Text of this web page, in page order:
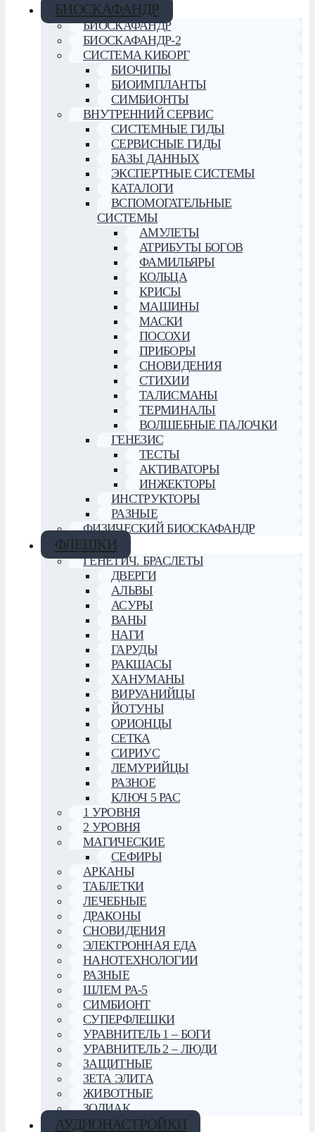
БИОСКАФАНДР
БИОСКАФАНДР
БИОСКАФАНДР-2
СИСТЕМА КИБОРГ
БИОЧИПЫ
БИОИМПЛАНТЫ
СИМБИОНТЫ
ВНУТРЕННИЙ СЕРВИС
СИСТЕМНЫЕ ГИДЫ
СЕРВИСНЫЕ ГИДЫ
БАЗЫ ДАННЫХ
ЭКСПЕРТНЫЕ СИСТЕМЫ
КАТАЛОГИ
ВСПОМОГАТЕЛЬНЫЕ
СИСТЕМЫ
АМУЛЕТЫ
АТРИБУТЫ БОГОВ
ФАМИЛЬЯРЫ
КОЛЬЦА
КРИСЫ
МАШИНЫ
МАСКИ
ПОСОХИ
ПРИБОРЫ
СНОВИДЕНИЯ
СТИХИИ
ТАЛИСМАНЫ
ТЕРМИНАЛЫ
ВОЛШЕБНЫЕ ПАЛОЧКИ
ГЕНЕЗИС
ТЕСТЫ
АКТИВАТОРЫ
ИНЖЕКТОРЫ
ИНСТРУКТОРЫ
РАЗНЫЕ
ФИЗИЧЕСКИЙ БИОСКАФАНДР
ФЛЕШКИ
ГЕНЕТИЧ. БРАСЛЕТЫ
ДВЕРГИ
АЛЬВЫ
АСУРЫ
ВАНЫ
НАГИ
ГАРУДЫ
РАКШАСЫ
ХАНУМАНЫ
ВИРУАНИЙЦЫ
ЙОТУНЫ
ОРИОНЦЫ
СЕТКА
СИРИУС
ЛЕМУРИЙЦЫ
РАЗНОЕ
КЛЮЧ 5 РАС
1 УРОВНЯ
2 УРОВНЯ
МАГИЧЕСКИЕ
СЕФИРЫ
АРКАНЫ
ТАБЛЕТКИ
ЛЕЧЕБНЫЕ
ДРАКОНЫ
СНОВИДЕНИЯ
ЭЛЕКТРОННАЯ ЕДА
НАНОТЕХНОЛОГИИ
РАЗНЫЕ
ШЛЕМ РА-5
СИМБИОНТ
СУПЕРФЛЕШКИ
УРАВНИТЕЛЬ 1 – БОГИ
УРАВНИТЕЛЬ 2 – ЛЮДИ
ЗАЩИТНЫЕ
ЗЕТА ЭЛИТА
ЖИВОТНЫЕ
ЗОДИАК
АУДИОНАСТРОЙКИ